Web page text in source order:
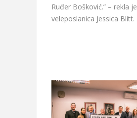
Ruđer Bošković.” – rekla je
veleposlanica Jessica Blitt.